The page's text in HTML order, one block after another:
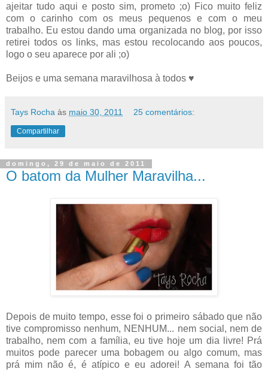
ajeitar tudo aqui e posto sim, prometo ;o) Fico muito feliz
com o carinho com os meus pequenos e com o meu
trabalho. Eu estou dando uma organizada no blog, por isso
retirei todos os links, mas estou recolocando aos poucos,
logo o seu aparece por ali ;o)
Beijos e uma semana maravilhosa à todos ♥
Tays Rocha às maio 30, 2011 25 comentários:
Compartilhar
domingo, 29 de maio de 2011
O batom da Mulher Maravilha...
Depois de muito tempo, esse foi o primeiro sábado que não
tive compromisso nenhum, NENHUM... nem social, nem de
trabalho, nem com a família, eu tive hoje um dia livre! Prá
muitos pode parecer uma bobagem ou algo comum, mas
prá mim não é, é atípico e eu adorei! A semana foi tão